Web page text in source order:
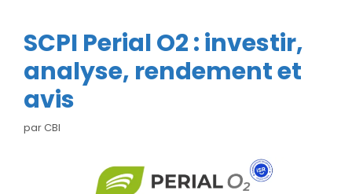
SCPI Perial O2 : investir,
analyse, rendement et
avis
parCBI